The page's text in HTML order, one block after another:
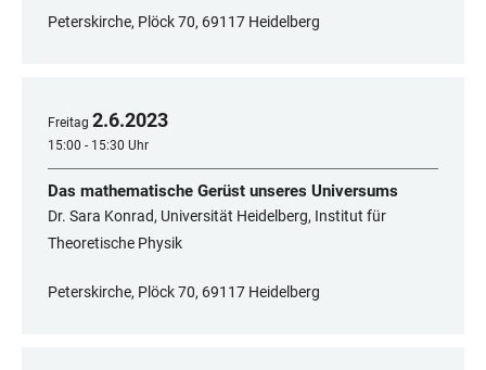
Peterskirche, Plöck 70, 69117 Heidelberg
Freitag 2.6.2023
15:00 - 15:30 Uhr
Das mathematische Gerüst unseres Universums
Dr. Sara Konrad, Universität Heidelberg, Institut für
Theoretische Physik
Peterskirche, Plöck 70, 69117 Heidelberg